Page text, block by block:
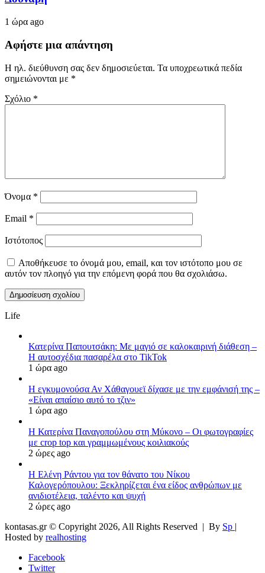
1 ώρα ago
Αφήστε μια απάντηση
Η ηλ. διεύθυνση σας δεν δημοσιεύεται. Τα υποχρεωτικά πεδία
σημειώνονται με *
Σχόλιο *
Όνομα *
Email *
Ιστότοπος
Αποθήκευσε το όνομά μου, email, και τον ιστότοπο μου σε
αυτόν τον πλοηγό για την επόμενη φορά που θα σχολιάσω.
Life
Κατερίνα Παπουτσάκη: Με μαγιό σε καλοκαιρινή διάθεση –
Η αυτοσχέδια πασαρέλα στο TikTok
1 ώρα ago
Η εγκυμονούσα Αν Χάθαγουεϊ δίχασε με την εμφάνισή της –
«Είναι απαίσιο αυτό το τζιν»
1 ώρα ago
Η Κατερίνα Παναγοπούλου στη Μύκονο – Οι φωτογραφίες
με crop top και γραμμωμένους κοιλιακούς
2 ώρες ago
Η Ελένη Ράντου για τον θάνατο του Νίκου
Καλογερόπουλου: Ξεκληρίζεται ένα είδος ανθρώπων με
ανιδιοτέλεια, ταλέντο και ψυχή
2 ώρες ago
kontasas.gr © Copyright 2026, All Rights Reserved | By Sp |
Hosted by realhosting
Facebook
Twitter